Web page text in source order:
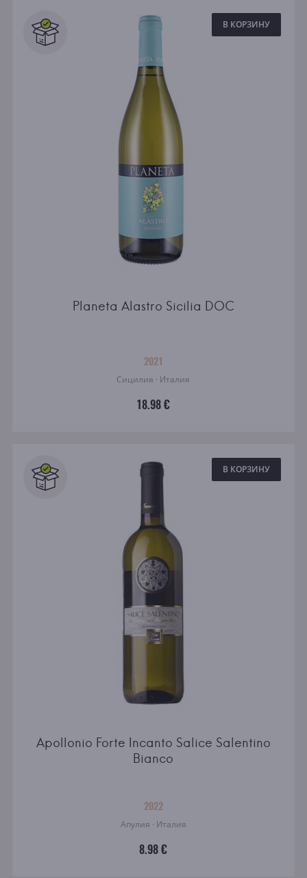
В КОРЗИНУ
Planeta Alastro Sicilia DOC
2021
Сицилия · Италия
18.98 €
В КОРЗИНУ
Apollonio Forte Incanto Salice Salentino
Bianco
2022
Апулия · Италия
8.98 €